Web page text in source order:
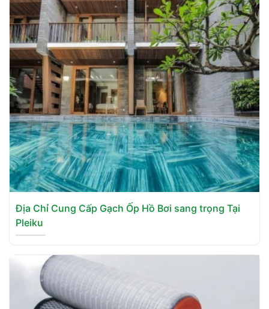
Địa Chỉ Cung Cấp Gạch Ốp Hồ Bơi sang trọng Tại
Pleiku